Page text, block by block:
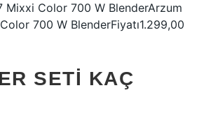
Mixxi Color 700 W BlenderArzum
700 W BlenderFiyatı1.299,00
SETI KAÇ